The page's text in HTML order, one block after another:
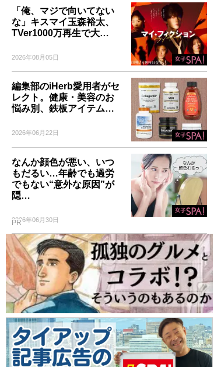
「俺、マジで向いてない
な」キスマイ玉森裕太、
TVer1000万再生で大…
2026年08月05日
編集部のiHerb愛用者がセ
レクト。健康・美容のお
悩み別、鉄板アイテム…
2026年06月22日
なんか顔色が悪い、いつ
もだるい…年齢でも過労
でもない“意外な原因”が
隠…
2026年06月30日
PR